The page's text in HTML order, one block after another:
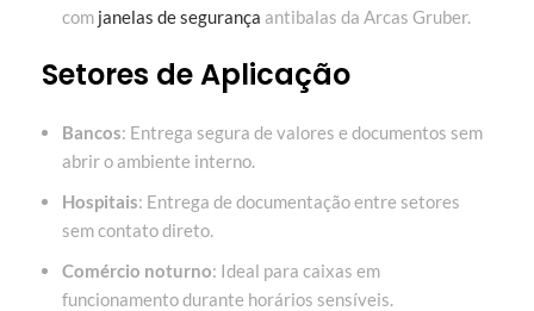
com janelas de segurança antibalas da Arcas Gruber.
Setores de Aplicação
Bancos: Entrega segura de valores e documentos sem
abrir o ambiente interno.
Hospitais: Entrega de documentação entre setores
sem contato direto.
Comércio noturno: Ideal para caixas em
funcionamento durante horários sensíveis.